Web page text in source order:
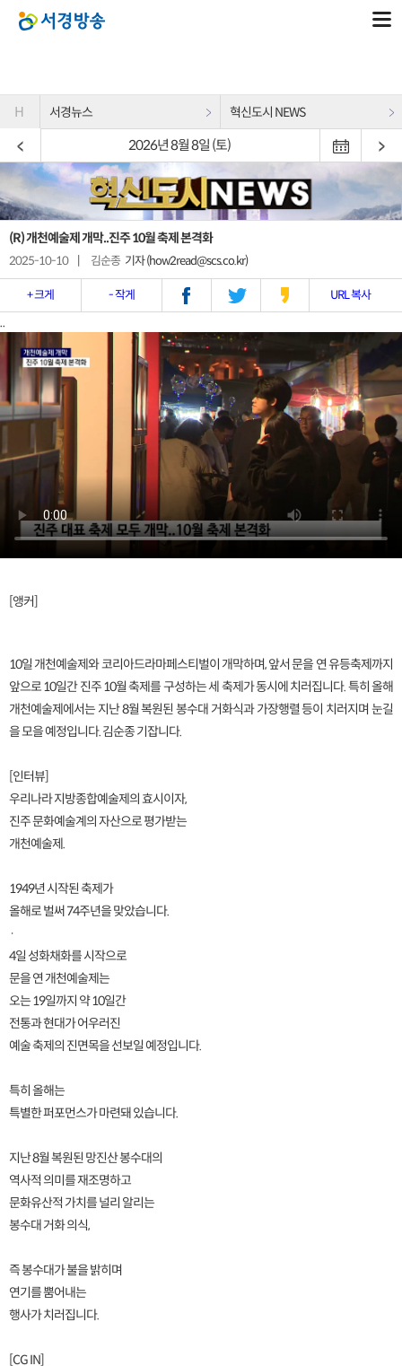
H 서경뉴스 혁신도시 NEWS
2026년 8월 8일 (토)
(R) 개천예술제 개막..진주 10월 축제 본격화
2025-10-10 김순종 기자 (how2read@scs.co.kr)
+ 크게 - 작게 URL 복사
..
[앵커]
10일 개천예술제와 코리아드라마페스티벌이 개막하며, 앞서 문을 연 유등축제까지
앞으로 10일간 진주 10월 축제를 구성하는 세 축제가 동시에 치러집니다. 특히 올해
개천예술제에서는 지난 8월 복원된 봉수대 거화식과 가장행렬 등이 치러지며 눈길
을 모을 예정입니다. 김순종 기잡니다.
[인터뷰]
우리나라 지방종합예술제의 효시이자,
진주 문화예술계의 자산으로 평가받는
개천예술제.
1949년 시작된 축제가
올해로 벌써 74주년을 맞았습니다.
·
4일 성화채화를 시작으로
문을 연 개천예술제는
오는 19일까지 약 10일간
전통과 현대가 어우러진
예술 축제의 진면목을 선보일 예정입니다.
특히 올해는
특별한 퍼포먼스가 마련돼 있습니다.
지난 8월 복원된 망진산 봉수대의
역사적 의미를 재조명하고
문화유산적 가치를 널리 알리는
봉수대 거화 의식,
즉 봉수대가 불을 밝히며
연기를 뿜어내는
행사가 치러집니다.
[CG IN]